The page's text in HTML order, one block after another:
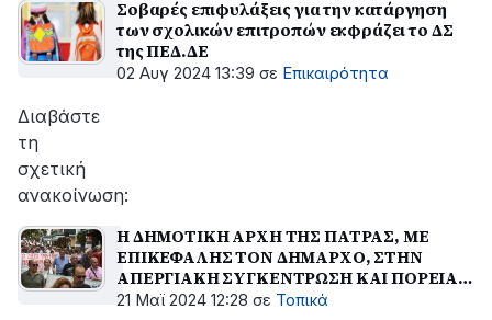
Σοβαρές επιφυλάξεις για την κατάργηση
των σχολικών επιτροπών εκφράζει το ΔΣ
της ΠΕΔ.ΔΕ
02 Αυγ 2024 13:39 σε Επικαιρότητα
Διαβάστε
τη
σχετική
ανακοίνωση:
Η ΔΗΜΟΤΙΚΗ ΑΡΧΗ ΤΗΣ ΠΑΤΡΑΣ, ΜΕ
ΕΠΙΚΕΦΑΛΗΣ ΤΟΝ ΔΗΜΑΡΧΟ, ΣΤΗΝ
ΑΠΕΡΓΙΑΚΗ ΣΥΓΚΕΝΤΡΩΣΗ ΚΑΙ ΠΟΡΕΙΑ
ΤΩΝ ΔΗΜΟΣΙΩΝ ΥΠΑΛΛΗΛΩΝ
21 Μαϊ 2024 12:28 σε Τοπικά